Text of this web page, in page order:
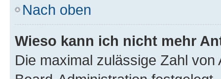
Nach oben
Wieso kann ich nicht mehr
Die maximal zulässige Zahl